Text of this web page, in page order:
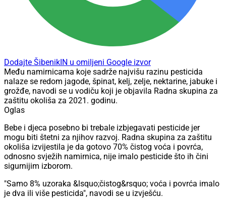
Dodajte ŠibenikIN u omiljeni Google izvor
Među namirnicama koje sadrže najvišu razinu pesticida
nalaze se redom jagode, špinat, kelj, zelje, nektarine, jabuke i
grožđe, navodi se u vodiču koji je objavila Radna skupina za
zaštitu okoliša za 2021. godinu.
Oglas
Bebe i djeca posebno bi trebale izbjegavati pesticide jer
mogu biti štetni za njihov razvoj. Radna skupina za zaštitu
okoliša izvijestila je da gotovo 70% čistog voća i povrća,
odnosno svježih namirnica, nije imalo pesticide što ih čini
sigurnijim izborom.
"Samo 8% uzoraka &lsquo;čistog&rsquo; voća i povrća imalo
je dva ili više pesticida", navodi se u izvješću.